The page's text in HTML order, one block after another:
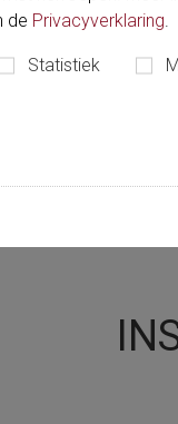
de Privacyverklaring.
Statistiek